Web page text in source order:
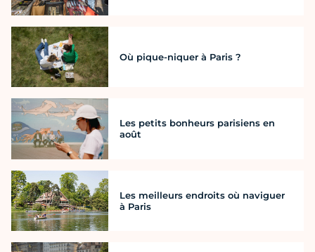
Où pique-niquer à Paris ?
Les petits bonheurs parisiens en
août
Les meilleurs endroits où naviguer
à Paris